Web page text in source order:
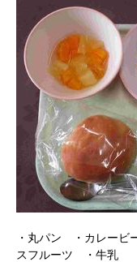
・丸パン ・カレー
スフルーツ ・牛乳